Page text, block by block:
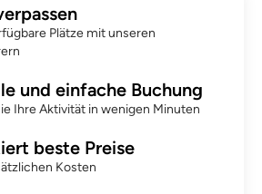
Plätze mit unseren
und einfache Buchung
Ihre Aktivität in wenigen Minuten
beste Preise
Kosten